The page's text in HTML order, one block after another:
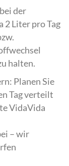
der
2 Liter pro Tag
halten.
Planen Sie
Tag verteilt
VidaVida
– wir